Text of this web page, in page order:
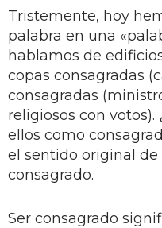
Tristemente, hoy
palabra en una
hablamos de
copas consagradas
consagradas
religiosos con
ellos como
el sentido original
consagrado.
Ser consagrado